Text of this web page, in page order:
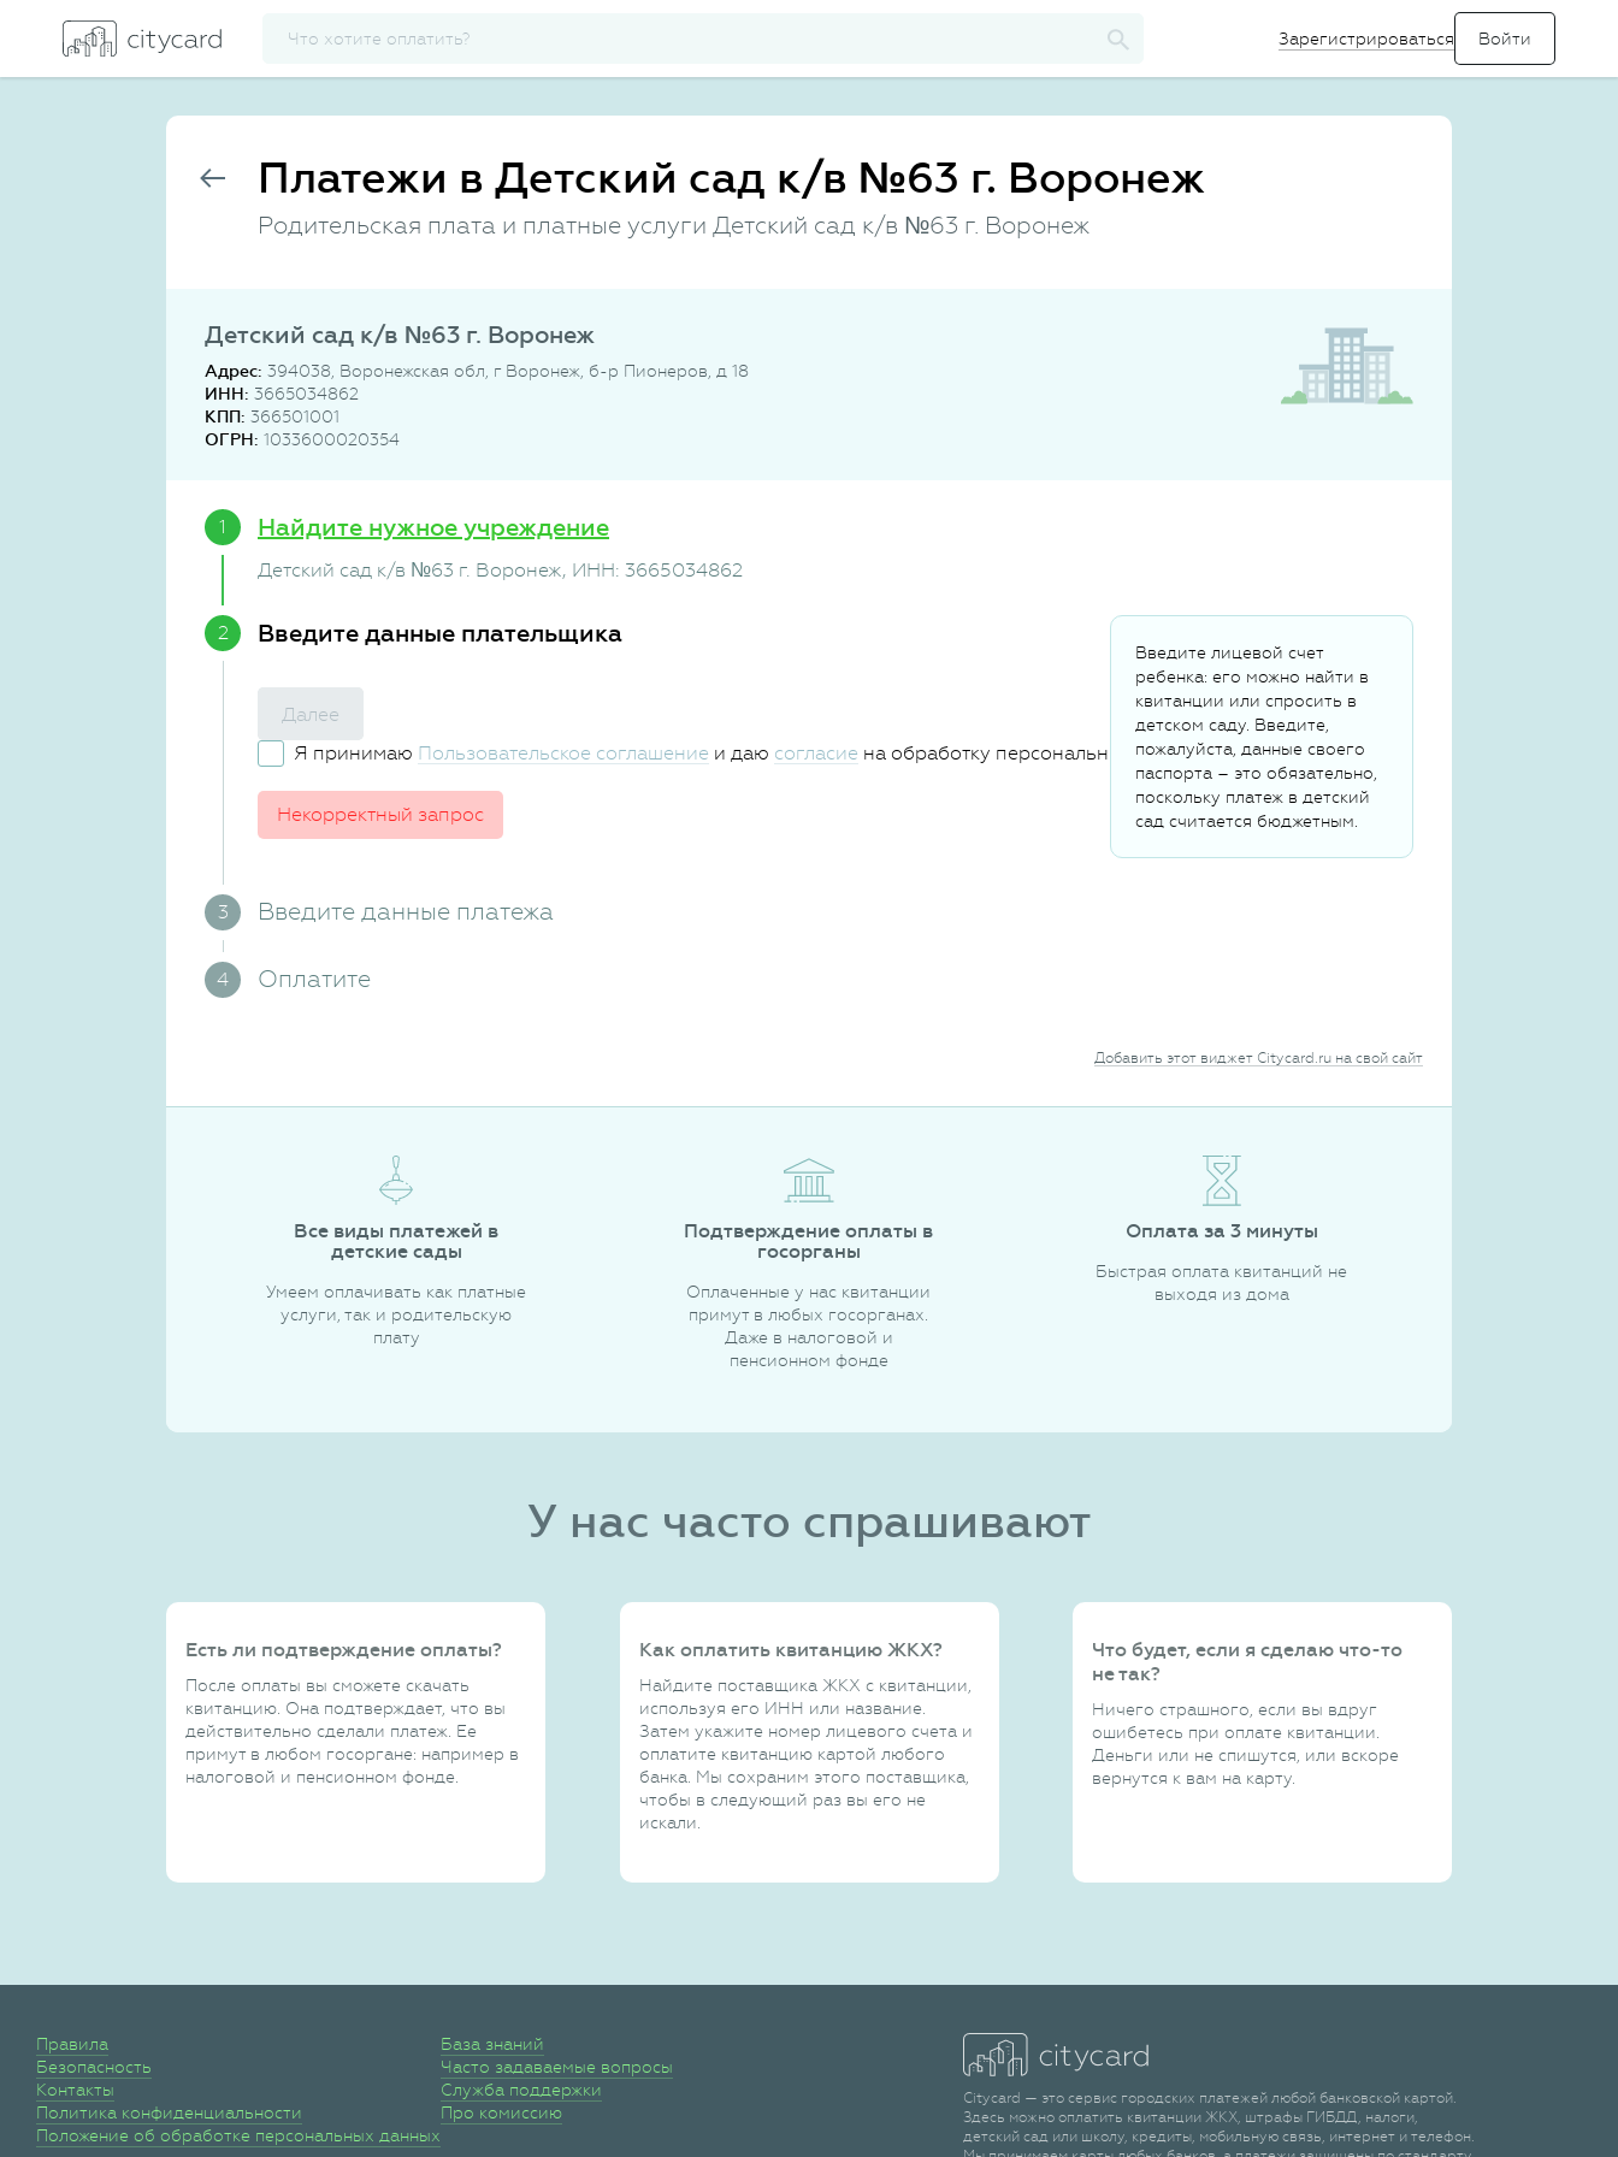
Зарегистрироваться
Платежи в Детский сад к/в №63 г. Воронеж
Родительская плата и платные услуги Детский сад к/в №63 г. Воронеж
Детский сад к/в №63 г. Воронеж
Адрес: 394038, Воронежская обл, г Воронеж, б-р Пионеров, д 18
ИНН: 3665034862
КПП: 366501001
ОГРН: 1033600020354
Найдите нужное учреждение
Детский сад к/в №63 г. Воронеж, ИНН: 3665034862
Введите данные плательщика
Введите лицевой счет
ребенка: его можно найти в
квитанции или спросить в
детском саду. Введите,
пожалуйста, данные своего
паспорта – это обязательно,
поскольку платеж в детский
сад считается бюджетным.
Далее
Я принимаю Пользовательское соглашение и даю согласие на обработку персональных данных
Некорректный запрос
Введите данные платежа
Оплатите
Добавить этот виджет Citycard.ru на свой сайт
Все виды платежей в
детские сады
Умеем оплачивать как платные
услуги, так и родительскую
плату
Подтверждение оплаты в
госорганы
Оплаченные у нас квитанции
примут в любых госорганах.
Даже в налоговой и
пенсионном фонде
Оплата за 3 минуты
Быстрая оплата квитанций не
выходя из дома
У нас часто спрашивают
Есть ли подтверждение оплаты?
После оплаты вы сможете скачать
квитанцию. Она подтверждает, что вы
действительно сделали платеж. Ее
примут в любом госоргане: например в
налоговой и пенсионном фонде.
Как оплатить квитанцию ЖКХ?
Найдите поставщика ЖКХ с квитанции,
используя его ИНН или название.
Затем укажите номер лицевого счета и
оплатите квитанцию картой любого
банка. Мы сохраним этого поставщика,
чтобы в следующий раз вы его не
искали.
Что будет, если я сделаю что-то
не так?
Ничего страшного, если вы вдруг
ошибетесь при оплате квитанции.
Деньги или не спишутся, или вскоре
вернутся к вам на карту.
Правила
Безопасность
Контакты
Политика конфиденциальности
Положение об обработке персональных данных
База знаний
Часто задаваемые вопросы
Служба поддержки
Про комиссию
Citycard — это сервис городских платежей любой банковской картой.
Здесь можно оплатить квитанции ЖКХ, штрафы ГИБДД, налоги,
детский сад или школу, кредиты, мобильную связь, интернет и телефон.